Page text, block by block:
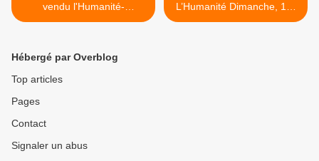
vendu l'Humanité-
Dimanche dans la rue
L’Humanité Dimanche, 12-
18 février 2009 >
Hébergé par Overblog
Top articles
Pages
Contact
Signaler un abus